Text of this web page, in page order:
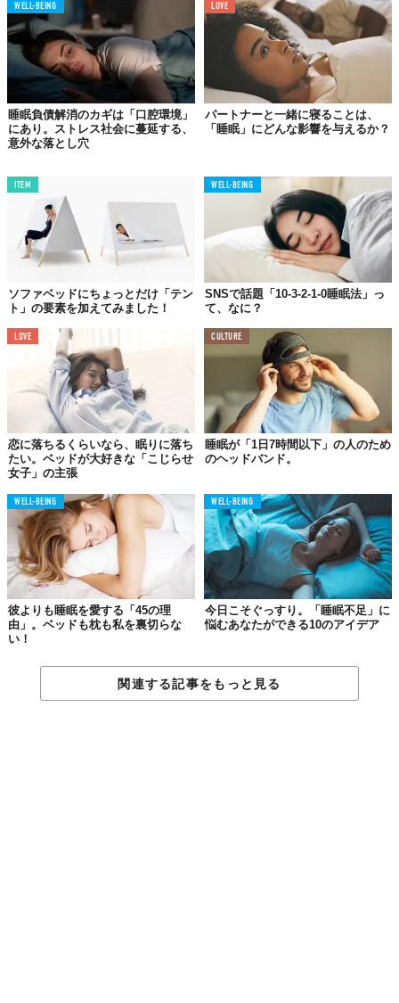
WELL-BEING
睡眠負債解消のカギは「口腔環境」
にあり。ストレス社会に蔓延する、
意外な落とし穴
LOVE
パートナーと一緒に寝ることは、
「睡眠」にどんな影響を与えるか？
ITEM
ソファベッドにちょっとだけ「テン
ト」の要素を加えてみました！
WELL-BEING
SNSで話題「10-3-2-1-0睡眠法」っ
て、なに？
LOVE
恋に落ちるくらいなら、眠りに落ち
たい。ベッドが大好きな「こじらせ
女子」の主張
CULTURE
睡眠が「1日7時間以下」の人のため
のヘッドバンド。
WELL-BEING
彼よりも睡眠を愛する「45の理
由」。ベッドも枕も私を裏切らな
い！
WELL-BEING
今日こそぐっすり。「睡眠不足」に
悩むあなたができる10のアイデア
関連する記事をもっと見る